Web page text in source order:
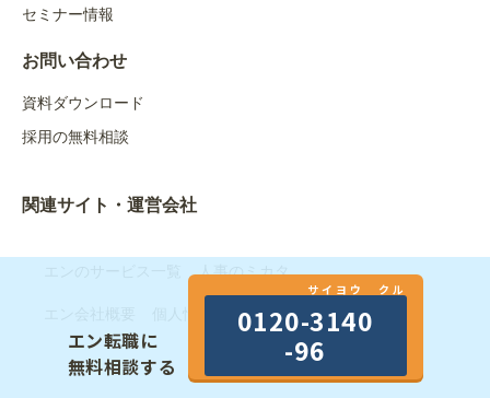
セミナー情報
お問い合わせ
資料ダウンロード
採用の無料相談
関連サイト・運営会社
人事のミカタ
個人情報のお取り扱いについて
エン転職に
無料相談する
サイヨウ クル
0120-3140
-96